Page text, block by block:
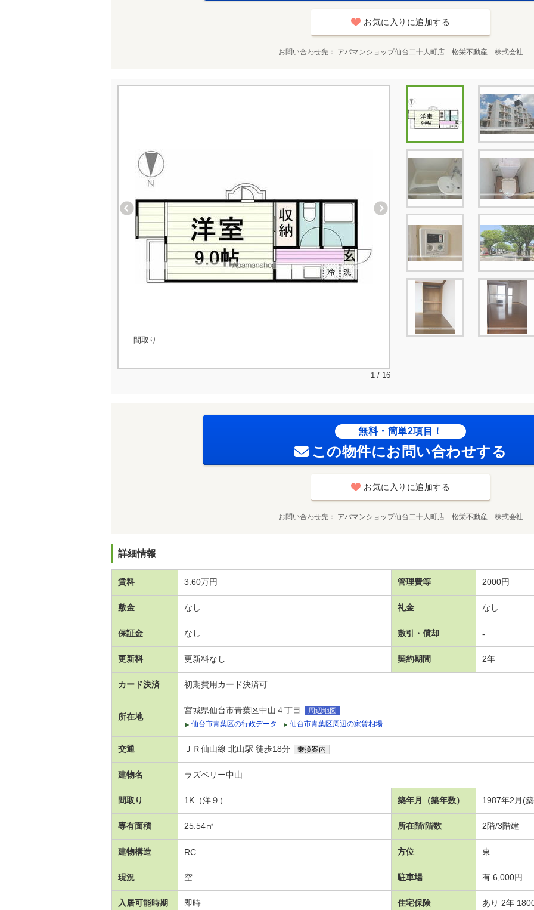
お気に入りに追加する
お問い合わせ先 アパマンショップ仙台二十人町店 松栄不動産 株式会社
間取り
1 / 16
無料・簡単2項目！
この物件にお問い合わせする
お気に入りに追加する
お問い合わせ先 アパマンショップ仙台二十人町店 松栄不動産 株式会社
詳細情報
賃料 3.60万円 管理費等 2000円
敷金 なし 礼金 なし
保証金 なし 敷引・償却 -
更新料 更新料なし 契約期間 2年
カード決済 初期費用カード決済可
所在地
宮城県仙台市青葉区中山４丁目
周辺地図
仙台市青葉区の行政データ
仙台市青葉区周辺の家賃相場
交通 ＪＲ仙山線 北山駅 徒歩18分 乗換案内
建物名 ラズベリー中山
間取り 1K（洋９） 築年月（築年数） 1987年2月(
専有面積 25.54㎡ 所在階/階数 2階/3階建
建物構造 RC 方位 東
現況 空 駐車場 有 6,000円
入居可能時期 即時 住宅保険 あり 2年